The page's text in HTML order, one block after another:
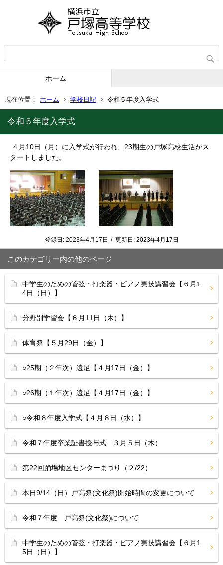
ホーム
現在位置： ホーム 学校日記 令和５年度入学式
令和５年度入学式
４月10日（月）に入学式が行われ、23期生の戸塚高校生活がス
タートしました。
登録日: 2023年4月17日 / 更新日: 2023年4月17日
このカテゴリー内の他のページ
中学生のための管弦・打楽器・ピアノ実技講習会【６月1
4日（日）】
分野別学習会【６月11日（木）】
体育祭【５月29日（金）】
○25期（２年次）遠足【４月17日（金）】
○26期（１年次）遠足【４月17日（金）】
○令和８年度入学式【４月８日（水）】
令和７年度卒業証書授与式 ３月５日（木）
第22回踊場地区センターまつり（２/22）
本日9/14（日）戸高祭(文化祭)開始時間の変更について
令和７年度 戸高祭(文化祭)について
中学生のための管弦・打楽器・ピアノ実技講習会【６月1
5日（日）】